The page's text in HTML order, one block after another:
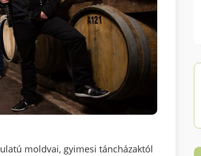
moldvai, gyimesi táncházaktól